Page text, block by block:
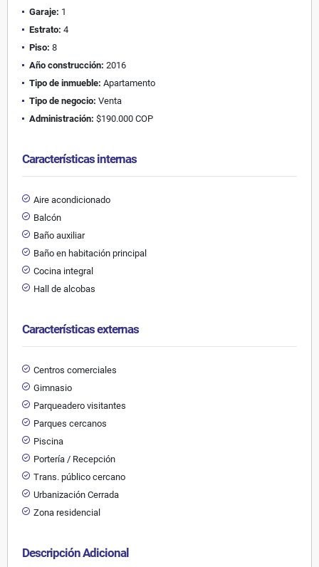
Garaje: 1
Estrato: 4
Piso: 8
Año construcción: 2016
Tipo de inmueble: Apartamento
Tipo de negocio: Venta
Administración: $190.000 COP
Características internas
Aire acondicionado
Balcón
Baño auxiliar
Baño en habitación principal
Cocina integral
Hall de alcobas
Características externas
Centros comerciales
Gimnasio
Parqueadero visitantes
Parques cercanos
Piscina
Portería / Recepción
Trans. público cercano
Urbanización Cerrada
Zona residencial
Descripción Adicional